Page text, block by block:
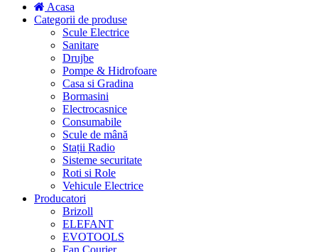
Acasa
Categorii de produse
Scule Electrice
Sanitare
Drujbe
Pompe & Hidrofoare
Casa si Gradina
Bormasini
Electrocasnice
Consumabile
Scule de mână
Stații Radio
Sisteme securitate
Roti si Role
Vehicule Electrice
Producatori
Brizoll
ELEFANT
EVOTOOLS
Fan Courier